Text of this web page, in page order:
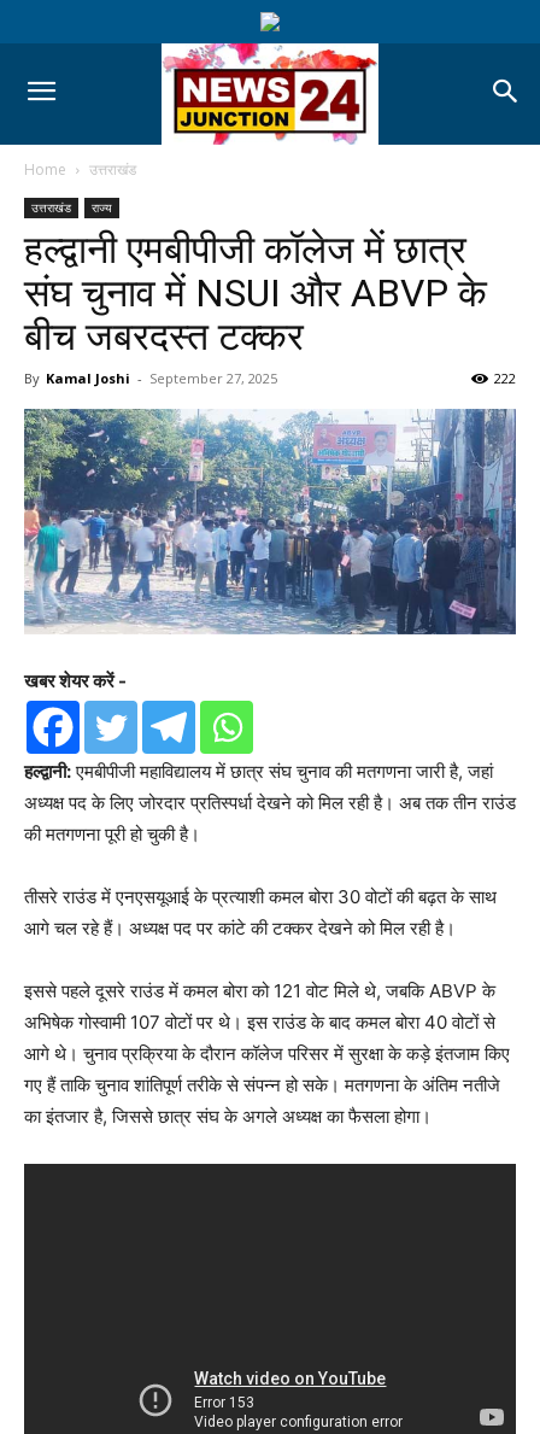
Home उत्तराखंड
उत्तराखंड राज्य
हल्द्वानी एमबीपीजी कॉलेज में छात्र
संघ चुनाव में NSUI और ABVP के
बीच जबरदस्त टक्कर
By Kamal Joshi - September 27, 2025 222
खबर शेयर करें -
हल्द्वानी:एमबीपीजी महाविद्यालय में छात्र संघ चुनाव की मतगणना जारी है, जहां
अध्यक्ष पद के लिए जोरदार प्रतिस्पर्धा देखने को मिल रही है। अब तक तीन राउंड
की मतगणना पूरी हो चुकी है।
तीसरे राउंड में एनएसयूआई के प्रत्याशी कमल बोरा 30 वोटों की बढ़त के साथ
आगे चल रहे हैं। अध्यक्ष पद पर कांटे की टक्कर देखने को मिल रही है।
इससे पहले दूसरे राउंड में कमल बोरा को 121 वोट मिले थे, जबकि ABVP के
अभिषेक गोस्वामी 107 वोटों पर थे। इस राउंड के बाद कमल बोरा 40 वोटों से
आगे थे। चुनाव प्रक्रिया के दौरान कॉलेज परिसर में सुरक्षा के कड़े इंतजाम किए
गए हैं ताकि चुनाव शांतिपूर्ण तरीके से संपन्न हो सके। मतगणना के अंतिम नतीजे
का इंतजार है, जिससे छात्र संघ के अगले अध्यक्ष का फैसला होगा।